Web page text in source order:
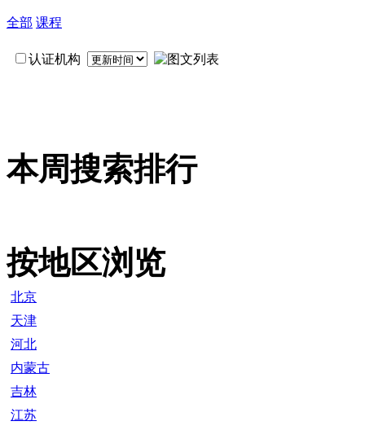
全部 课程
认证机构
本周搜索排行
按地区浏览
北京
天津
河北
内蒙古
吉林
江苏